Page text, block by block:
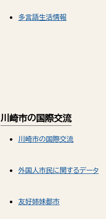
多言語生活情報
川崎市の国際交流
川崎市の国際交流
外国人市民に関するデータ
友好姉妹都市